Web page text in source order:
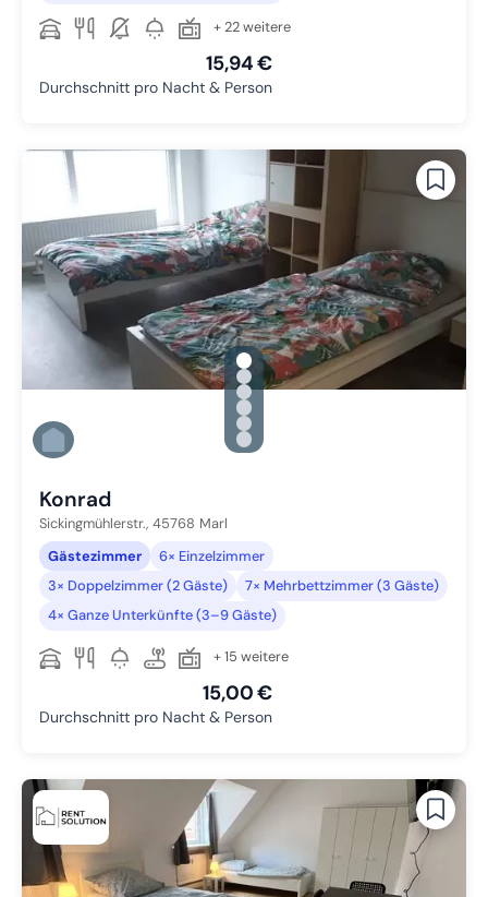
+ 22 weitere
15,94 €
Durchschnitt pro Nacht & Person
gallery.slide_selector
Zu Slide 1 wechseln
Zu Slide 2 wechseln
Zu Slide 3 wechseln
Zu Slide 4 wechseln
Zu Slide 5 wechseln
Zu Slide 6 wechseln
Konrad
Sickingmühlerstr., 45768 Marl
Gästezimmer
6× Einzelzimmer
3× Doppelzimmer (2 Gäste)
7× Mehrbettzimmer (3 Gäste)
4× Ganze Unterkünfte (3–9 Gäste)
+ 15 weitere
15,00 €
Durchschnitt pro Nacht & Person